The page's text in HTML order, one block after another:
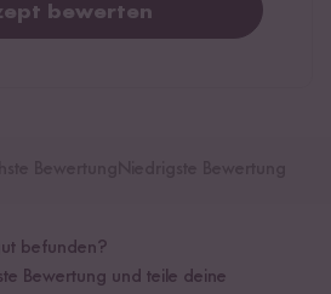
bewerten
befunden?
Bewertung und teile deine